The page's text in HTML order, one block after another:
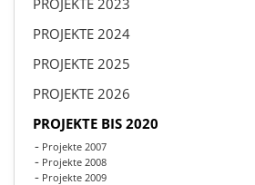
PROJEKTE 2023
PROJEKTE 2024
PROJEKTE 2025
PROJEKTE 2026
PROJEKTE BIS 2020
Projekte 2007
Projekte 2008
Projekte 2009